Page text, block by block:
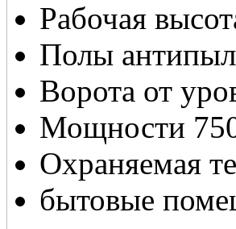
Рабочая
Полы
Ворота от
Мощности
Охраняемая
бытовые